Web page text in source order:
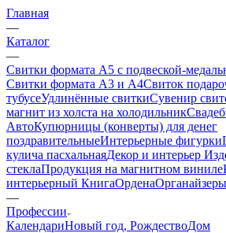
Главная
—
Каталог
—
Свитки формата А5 с подвеской-
Свитки формата А3 и А4Свиток
тубусеУдлинённые свиткиСувенир
магнит из холста на холодильник
АвтоКупюрницы (конверты) для денег
поздравительныеИнтерьерные фигурки
кулича пасхальнаяДекор и интерьер
стеклаПродукция на магнитном виниле
интерьерный КнигаОрденаОрганайзеры
—
Профессии
КалендариНовый год, РождествоДом